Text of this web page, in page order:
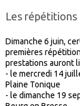
Les répétitions
Dimanche 6 juin,
premières
prestations auront
- le mercredi 14
Plaine Tonique
- le dimanche 19